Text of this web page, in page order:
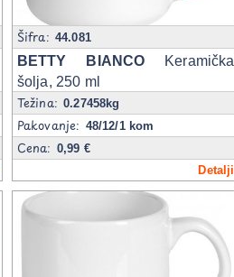
Šifra: 44.081
BETTY BIANCO Keramička
šolja, 250 ml
Težina:0.27458kg
Pakovanje: 48/12/1 kom
Cena: 0,99 €
Detalji